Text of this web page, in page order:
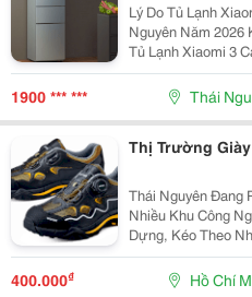
Lý Do Tủ Lạnh
Nguyên Năm 2026 Không Phải Ngẫu Nhiên Mà Từ Khóa
Tủ Lạnh Xiaomi 3
Top Tìm Kiếm.
"Đáng Tiền" Đánh
1900 *** *** Thái
Thị Trường
Thái Nguyên Đang
Nhiều Khu Công
Dựng, Kéo Theo
Càng Tăng. Không
Các Rủi Ro Trong
400.000₫ Hồ Chí